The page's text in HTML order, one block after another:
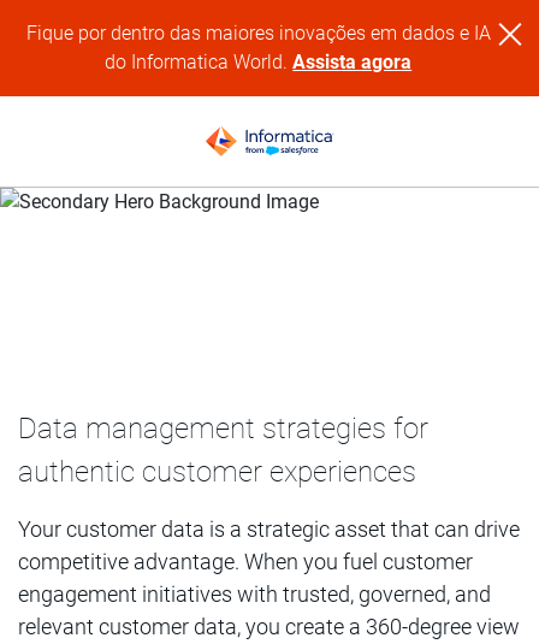
Fique por dentro das maiores inovações em dados e IA
do Informatica World.Assista agora
Data management strategies for
authentic customer experiences
Your customer data is a strategic asset that can drive
competitive advantage. When you fuel customer
engagement initiatives with trusted, governed, and
relevant customer data, you create a 360-degree view